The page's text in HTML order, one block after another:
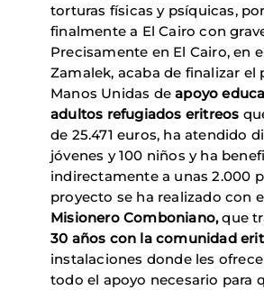
torturas físicas y psíquicas,
finalmente a El Cairo con
Precisamente en El Cairo, en
Zamalek, acaba de finalizar el
Manos Unidas deapoyo
adultos refugiados eritreos
de 25.471 euros, ha atendido
jóvenes y 100 niños y ha
indirectamente a unas 2.000
proyecto se ha realizado con
Misionero Comboniano,que
30 años con la comunidad
instalaciones donde les
todo el apoyo necesario para